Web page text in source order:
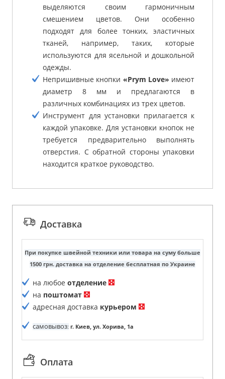
выделяются своим гармоничным
смешением цветов. Они особенно
подходят для более тонких, эластичных
тканей, например, таких, которые
используются для ясельной и дошкольной
одежды.
Непришивные кнопки «Prym Love» имеют
диаметр 8 мм и предлагаются в
различных комбинациях из трех цветов.
Инструмент для установки прилагается к
каждой упаковке. Для установки кнопок не
требуется предварительно выполнять
отверстия. С обратной стороны упаковки
находится краткое руководство.
Доставка
При покупке швейной техники или товара на суму больше
1500 грн. доставка на отделение бесплатная по Украине
на любое отделение
на поштомат
адресная доставка курьером
самовывоз: г. Киев, ул. Хорива, 1а
Оплата